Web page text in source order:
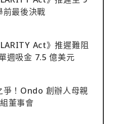
前最後決戰
Act》推遲難阻
週吸金 7.5 億美元
爭！Ondo 創辦人母親
董事會